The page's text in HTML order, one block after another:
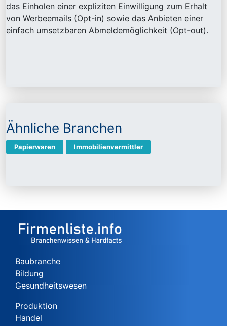
das Einholen einer expliziten Einwilligung zum Erhalt
von Werbeemails (Opt-in) sowie das Anbieten einer
einfach umsetzbaren Abmeldemöglichkeit (Opt-out).
Ähnliche Branchen
Papierwaren Immobilienvermittler
Baubranche
Bildung
Gesundheitswesen
Produktion
Handel